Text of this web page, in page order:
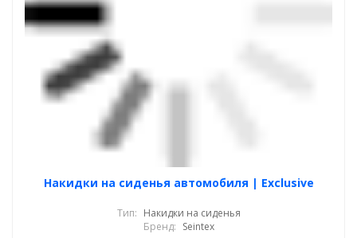
Накидки на сиденья автомобиля | Exclusive
Тип: Накидки на сиденья
Бренд: Seintex